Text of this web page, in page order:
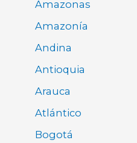
Amazonas
Amazonía
Andina
Antioquia
Arauca
Atlántico
Bogotá